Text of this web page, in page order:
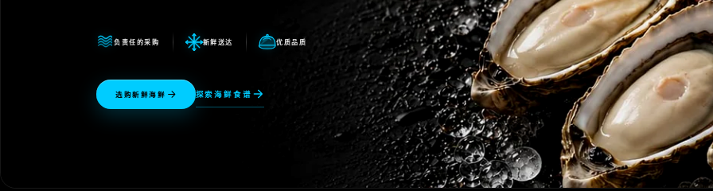
负责任的采购 新鲜送达 优质品质
选购新鲜海鲜 探索海鲜食谱